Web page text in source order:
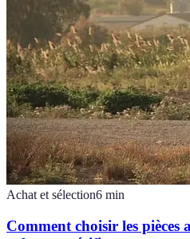
Achat et sélection6 min
Comment choisir les pièces